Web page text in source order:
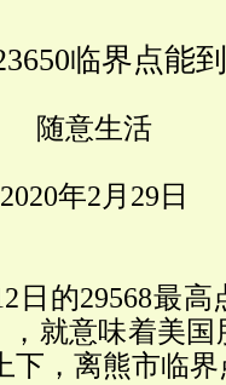
临界点能
随意生活
2020年2 月 29 日
日的29568最高
，就意味着美
下，离熊市临